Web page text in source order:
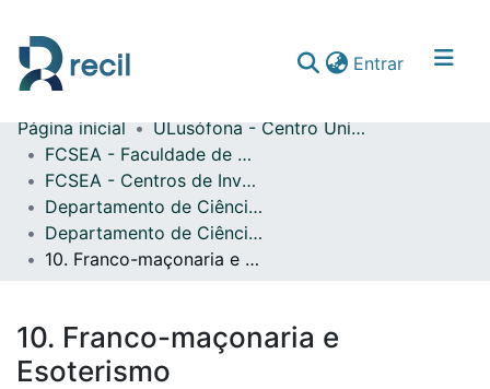
Entrar(current)
Comunidades & Coleções
Percorrer repositório
Estatísticas
Página inicial
ULusófona - Centro Universitário de Lisboa
FCSEA - Faculdade de Ciências Sociais, Educação e Administração
FCSEA - Centros de Investigação
Departamento de Ciência das Religiões
Departamento de Ciência das Religiões - Atas de Conferências Nacionais
10. Franco-maçonaria e Esoterismo
10. Franco-maçonaria e
Esoterismo